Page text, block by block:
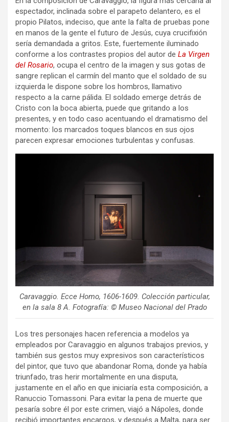
espectador, inclinada sobre el parapeto delantero, es el
propio Pilatos, indeciso, que ante la falta de pruebas pone
en manos de la gente el futuro de Jesús, cuya crucifixión
sería demandada a gritos. Este, fuertemente iluminado
conforme a los contrastes propios del autor de La Virgen
del Rosario, ocupa el centro de la imagen y sus gotas de
sangre replican el carmín del manto que el soldado de su
izquierda le dispone sobre los hombros, llamativo
respecto a la carne pálida. El soldado emerge detrás de
Cristo con la boca abierta, puede que gritando a los
presentes, y en todo caso acentuando el dramatismo del
momento: los marcados toques blancos en sus ojos
parecen expresar emociones turbulentas y confusas.
Caravaggio. Ecce Homo, 1606-1609. Colección particular,
en la sala 8 A. Fotografía: © Museo Nacional del Prado
Los tres personajes hacen referencia a modelos ya
empleados por Caravaggio en algunos trabajos previos, y
también sus gestos muy expresivos son característicos
del pintor, que tuvo que abandonar Roma, donde ya había
triunfado, tras herir mortalmente en una disputa,
justamente en el año en que iniciaría esta composición, a
Ranuccio Tomassoni. Para evitar la pena de muerte que
pesaría sobre él por este crimen, viajó a Nápoles, donde
recibió importantes encargos, y después a Malta, para ser